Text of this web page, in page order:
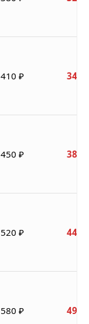
410 ₽ 349
450 ₽ 383
520 ₽ 442
580 ₽ 493